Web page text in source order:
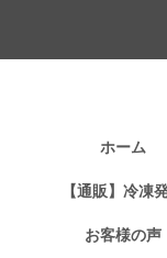
ホーム
【通販】冷凍
お客様の声